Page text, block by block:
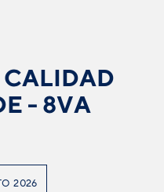
CALIDAD
- 8VA
2026